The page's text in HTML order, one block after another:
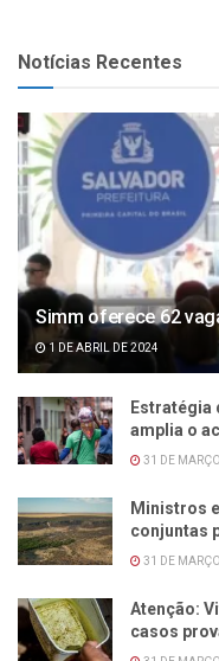
Notícias Recentes
Simm oferece 62
1 DE ABRIL DE 2024
Estratégia
amplia o
31 DE
Ministros
conjuntas
31 DE
Atenção:
casos